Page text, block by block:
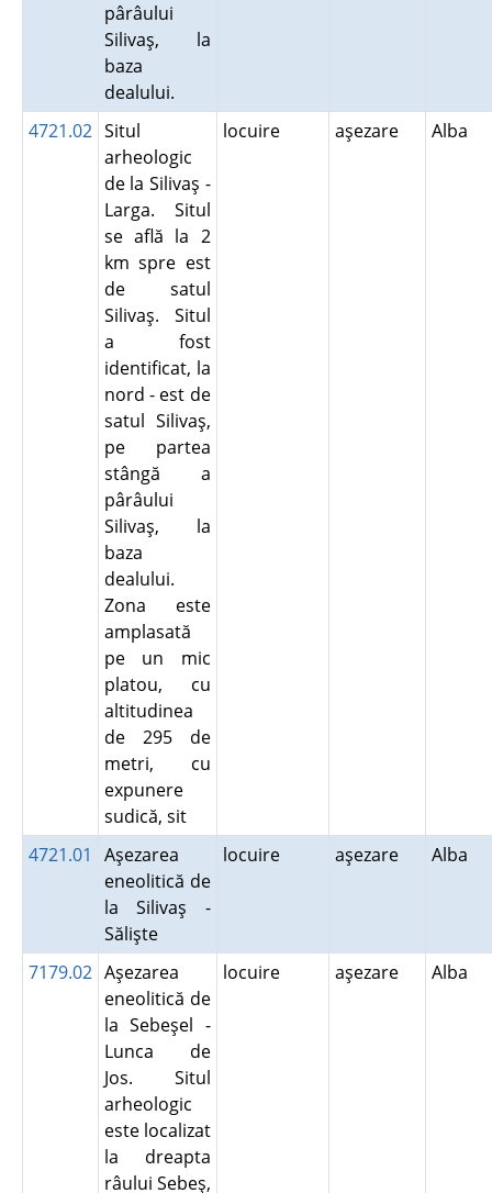
pârâului
Silivaş, la
baza
dealului.
4721.02 Situl
arheologic
de la Silivaş -
Larga. Situl
se află la 2
km spre est
de satul
Silivaş. Situl
a fost
identificat, la
nord - est de
satul Silivaş,
pe partea
stângă a
pârâului
Silivaş, la
baza
dealului.
Zona este
amplasată
pe un mic
platou, cu
altitudinea
de 295 de
metri, cu
expunere
sudică, sit
locuire aşezare Alba
4721.01
Aşezarea
eneolitică de
la Silivaş -
Sălişte
locuire aşezare Alba
7179.02 Aşezarea
eneolitică de
la Sebeşel -
Lunca de
Jos. Situl
arheologic
este localizat
la dreapta
râului Sebeş,
locuire aşezare Alba